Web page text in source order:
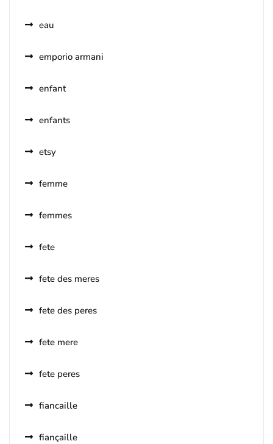
eau
emporio armani
enfant
enfants
etsy
femme
femmes
fete
fete des meres
fete des peres
fete mere
fete peres
fiancaille
fiançaille